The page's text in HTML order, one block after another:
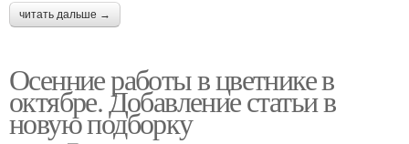
читать дальше →
Осенние работы в цветнике в
октябре. Добавление статьи в
новую подборку